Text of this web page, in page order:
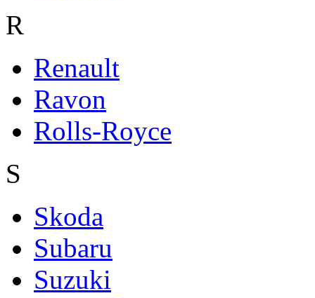
R
Renault
Ravon
Rolls-Royce
S
Skoda
Subaru
Suzuki